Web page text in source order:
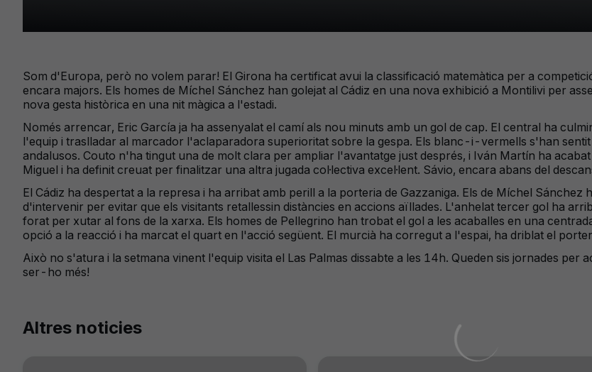
Som d'Europa, però no volem parar! El Girona ha certificat avui la classificació matemàtica per a
encara majors. Els homes de Míchel Sánchez han golejat al Cádiz en una nova exhibició a Montilivi per
nova gesta històrica en una nit màgica a l'estadi.
Només arrencar, Eric García ja ha assenyalat el camí als nou minuts amb un gol de cap. El central ha
l'equip i traslladar al marcador l'aclaparadora superioritat sobre la gespa. Els blanc-i-vermells s'han
andalusos. Couto n'ha tingut una de molt clara per ampliar l'avantatge just després, i Iván Martín ha
Miguel i ha definit creuat per finalitzar una altra jugada col·lectiva excel·lent. Sávio, encara abans del
El Cádiz ha despertat a la represa i ha arribat amb perill a la porteria de Gazzaniga. Els de Míchel
d'intervenir per evitar que els visitants retallessin distàncies en accions aïllades. L'anhelat tercer gol ha
forat per xutar al fons de la xarxa. Els homes de Pellegrino han trobat el gol a les acaballes en una
opció a la reacció i ha marcat el quart en l'acció següent. El murcià ha corregut a l'espai, ha driblat el
Això no s'atura i la setmana vinent l'equip visita el Las Palmas dissabte a les 14h. Queden sis jornades
ser-ho més!
Altres noticies